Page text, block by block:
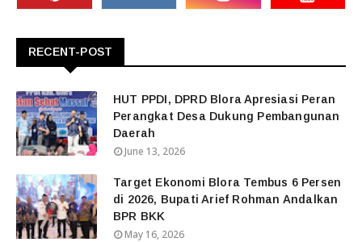
RECENT-POST
HUT PPDI, DPRD Blora Apresiasi Peran
Perangkat Desa Dukung Pembangunan
Daerah
June 13, 2026
Target Ekonomi Blora Tembus 6 Persen
di 2026, Bupati Arief Rohman Andalkan
BPR BKK
May 16, 2026